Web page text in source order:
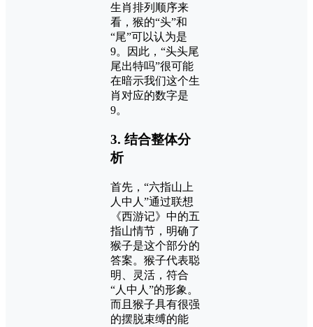
生肖排列顺序来
看，猴的“头”和
“尾”可以认为是
9。因此，“头头尾
尾出特吗”很可能
在暗示我们这个生
肖对应的数字是
9。
3. 结合整体分
析
首先，“六指山上
人中人”通过联想
《西游记》中的五
指山情节，明确了
猴子是这个部分的
答案。猴子代表聪
明、灵活，符合
“人中人”的形象。
而且猴子具有很强
的摆脱束缚的能